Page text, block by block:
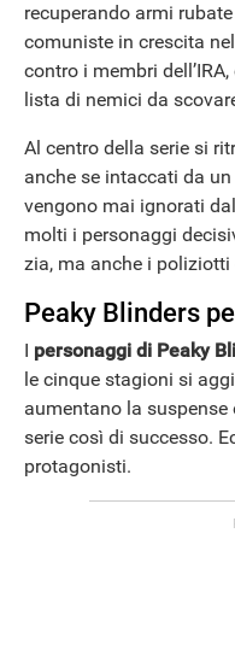
ANDROID
recuperando armi
comuniste in crescita
contro i membri
lista di nemici da
Al centro della serie si
anche se intaccati da
vengono mai ignorati
molti i personaggi
zia, ma anche i
Peaky Blinders
I personaggi di Peaky
le cinque stagioni si
aumentano la suspense
serie così di successo.
protagonisti.